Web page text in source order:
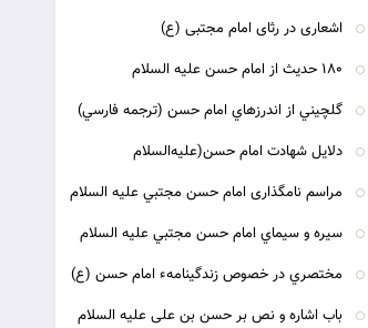
اشعاری در رثای امام مجتبی (ع)
180 حديث از امام حسن عليه السلام
گلچيني از اندرزهاي امام حسن (ترجمه فارسي)
دلایل شهادت امام حسن(علیه‌السلام
مراسم نامگذارى امام حسن مجتبي عليه السلام
سيره و سيماي امام حسن مجتبي عليه السلام
مختصري در خصوص زندگينامهء امام حسن (ع)
باب اشاره و نص بر حسن بن على عليه السلام